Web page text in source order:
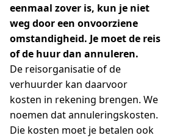
eenmaal zover is, kun je niet
weg door een onvoorziene
omstandigheid. Je moet de reis
of de huur dan annuleren.
De reisorganisatie of de
verhuurder kan daarvoor
kosten in rekening brengen. We
noemen dat annuleringskosten.
Die kosten moet je betalen ook